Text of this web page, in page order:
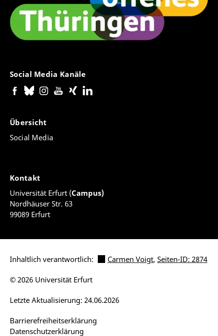
Social Media Kanäle
Übersicht
Social Media
Kontakt
Universität Erfurt (Campus)
Nordhäuser Str. 63
99089 Erfurt
Inhaltlich verantwortlich: Carmen Voigt, Seiten-ID: 2874
Barrierefreiheitserklärung
Datenschutzerklärung
Letzte Aktualisierung: 24.06.2026
© 2026 Universität Erfurt